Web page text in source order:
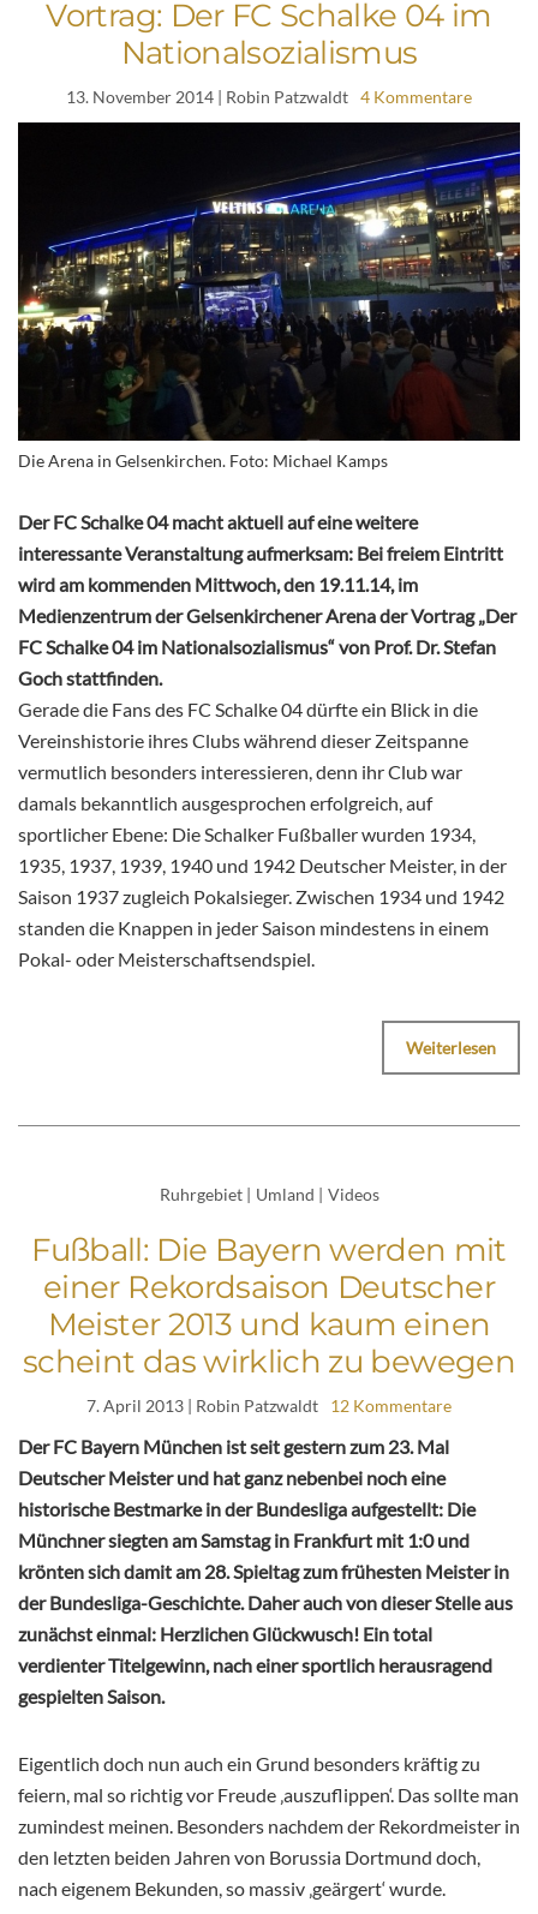
Vortrag: Der FC Schalke 04 im
Nationalsozialismus
13. November 2014 | Robin Patzwaldt 4 Kommentare
Die Arena in Gelsenkirchen. Foto: Michael Kamps
Der FC Schalke 04 macht aktuell auf eine weitere
interessante Veranstaltung aufmerksam: Bei freiem Eintritt
wird am kommenden Mittwoch, den 19.11.14, im
Medienzentrum der Gelsenkirchener Arena der Vortrag „Der
FC Schalke 04 im Nationalsozialismus“ von Prof. Dr. Stefan
Goch stattfinden.
Gerade die Fans des FC Schalke 04 dürfte ein Blick in die
Vereinshistorie ihres Clubs während dieser Zeitspanne
vermutlich besonders interessieren, denn ihr Club war
damals bekanntlich ausgesprochen erfolgreich, auf
sportlicher Ebene: Die Schalker Fußballer wurden 1934,
1935, 1937, 1939, 1940 und 1942 Deutscher Meister, in der
Saison 1937 zugleich Pokalsieger. Zwischen 1934 und 1942
standen die Knappen in jeder Saison mindestens in einem
Pokal- oder Meisterschaftsendspiel.
Weiterlesen
Ruhrgebiet | Umland | Videos
Fußball: Die Bayern werden mit
einer Rekordsaison Deutscher
Meister 2013 und kaum einen
scheint das wirklich zu bewegen
7. April 2013 | Robin Patzwaldt 12 Kommentare
Der FC Bayern München ist seit gestern zum 23. Mal
Deutscher Meister und hat ganz nebenbei noch eine
historische Bestmarke in der Bundesliga aufgestellt: Die
Münchner siegten am Samstag in Frankfurt mit 1:0 und
krönten sich damit am 28. Spieltag zum frühesten Meister in
der Bundesliga-Geschichte. Daher auch von dieser Stelle aus
zunächst einmal: Herzlichen Glückwusch! Ein total
verdienter Titelgewinn, nach einer sportlich herausragend
gespielten Saison.
Eigentlich doch nun auch ein Grund besonders kräftig zu
feiern, mal so richtig vor Freude ‚auszuflippen‘. Das sollte man
zumindest meinen. Besonders nachdem der Rekordmeister in
den letzten beiden Jahren von Borussia Dortmund doch,
nach eigenem Bekunden, so massiv ‚geärgert‘ wurde.